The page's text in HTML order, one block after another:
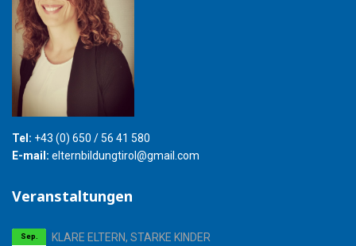
Tel: +43 (0) 650 / 56 41 580
E-mail: elternbildungtirol@gmail.com
Veranstaltungen
Sep. KLARE ELTERN, STARKE KINDER